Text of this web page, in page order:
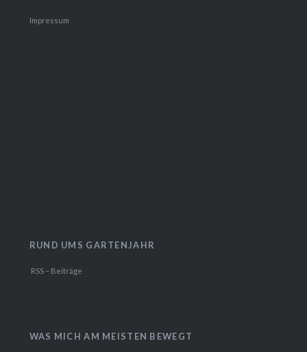
Impressum
RUND UMS GARTENJAHR
RSS – Beiträge
WAS MICH AM MEISTEN BEWEGT